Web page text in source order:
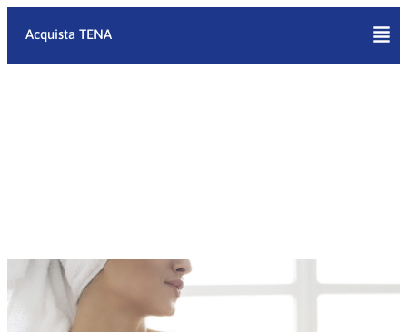
Vai
contenuto
Acquista TENA